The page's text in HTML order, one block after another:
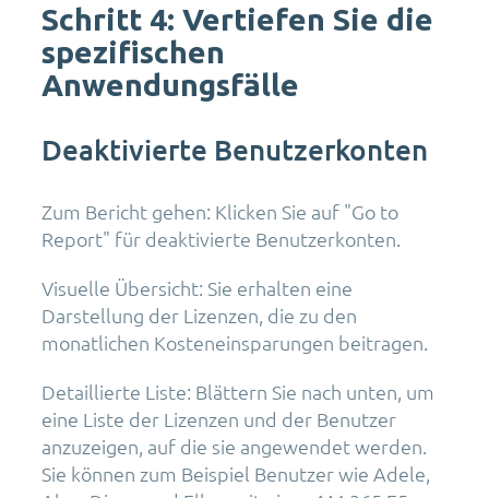
Schritt 4: Vertiefen Sie die
spezifischen
Anwendungsfälle
Deaktivierte Benutzerkonten
Zum Bericht gehen: Klicken Sie auf "Go to
Report" für deaktivierte Benutzerkonten.
Visuelle Übersicht: Sie erhalten eine
Darstellung der Lizenzen, die zu den
monatlichen Kosteneinsparungen beitragen.
Detaillierte Liste: Blättern Sie nach unten, um
eine Liste der Lizenzen und der Benutzer
anzuzeigen, auf die sie angewendet werden.
Sie können zum Beispiel Benutzer wie Adele,